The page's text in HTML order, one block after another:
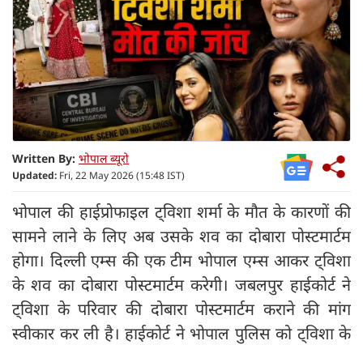
Written By: भोपाल ब्यूरो
Updated: Fri, 22 May 2026 (15:48 IST)
भोपाल की हाईप्रोफाइल ट्विशा शर्मा के मौत के कारणों की
सामने लाने के लिए अब उसके शव का दोबारा पोस्टमार्टम
होगा। दिल्ली एम्स की एक टीम भोपाल एम्स आकर ट्विशा
के शव का दोबारा पोस्टमार्टम करेगी। जबलपुर हाईकोर्ट ने
ट्विशा के परिवार की दोबारा पोस्टमार्टम कराने की मांग
स्वीकार कर ली है। हाईकोर्ट ने भोपाल पुलिस को ट्विशा के